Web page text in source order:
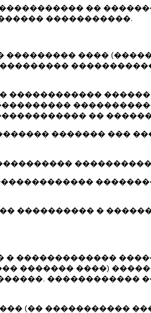
��
�����������.
����
������������
��
������� ���
���������� �
� �������������
������� ����)
������������
(�� �����������